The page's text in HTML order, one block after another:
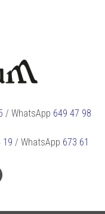
/ WhatsApp 649 47 98
19 / WhatsApp 673 61